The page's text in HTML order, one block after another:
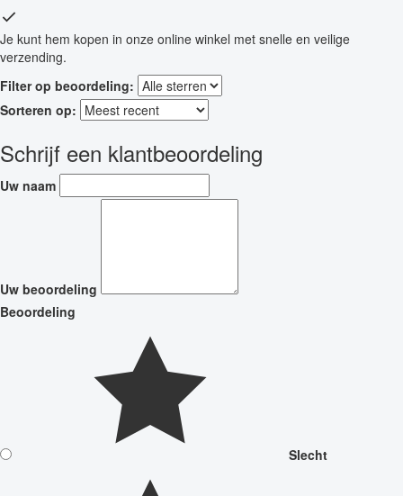
Je kunt hem kopen in onze online winkel met snelle en veilige
verzending.
Filter op beoordeling:
Sorteren op:
Schrijf een klantbeoordeling
Uw naam
Uw beoordeling
Beoordeling
Slecht